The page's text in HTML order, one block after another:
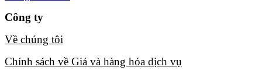
Công ty
Về chúng tôi​
Chính sách về Giá và hàng hóa dịch vụ​